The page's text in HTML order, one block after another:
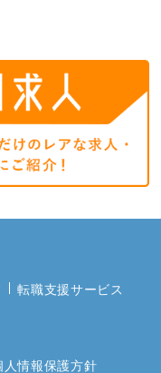
転職支援サービス
人情報保護方針